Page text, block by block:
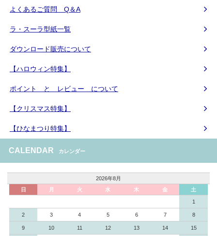
よくあるご質問 Q＆A
ラ・スーラ型紙一覧
ダウンロード販売について
【ハロウィン特集】
ポイント と レビュー について
【クリスマス特集】
【ひなまつり特集】
CALENDAR カレンダー
2026年8月
日
月 火 水 木 金 土
1
2 3 4 5 6 7 8
9 10 11 12 13 14 15